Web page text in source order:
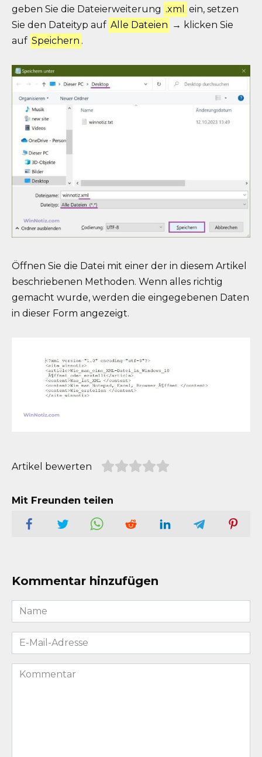
geben Sie die Dateierweiterung .xml
ein, setzen
Sie den Dateityp auf Alle Dateien → klicken Sie
auf Speichern .
Öffnen Sie die Datei mit einer der in diesem Artikel
beschriebenen Methoden. Wenn alles richtig
gemacht wurde, werden die eingegebenen Daten
in dieser Form angezeigt.
Artikel bewerten
Mit Freunden teilen
Kommentar hinzufügen
Name
*
E-
Mail-
Adresse
Kommentar